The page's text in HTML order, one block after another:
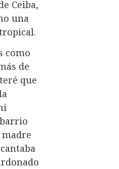
Ceiba,
una
como
de
que
madre